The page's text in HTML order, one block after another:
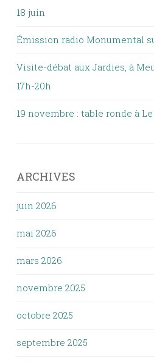
18 juin
Émission radio Monumental
Visite-débat aux Jardies, à
17h-20h
19 novembre : table ronde à
ARCHIVES
juin 2026
mai 2026
mars 2026
novembre 2025
octobre 2025
septembre 2025